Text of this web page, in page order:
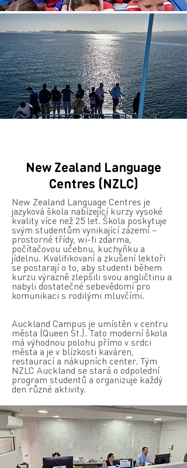
New Zealand Language
Centres (NZLC)
New Zealand Language Centres je
jazyková škola nabízející kurzy vysoké
kvality více než 25 let. Škola poskytuje
svým studentům vynikající zázemí –
prostorné třídy, wi-fi zdarma,
počítačovou učebnu, kuchyňku a
jídelnu. Kvalifikovaní a zkušení lektoři
se postarají o to, aby studenti během
kurzu výrazně zlepšili svou angličtinu a
nabyli dostatečné sebevědomí pro
komunikaci s rodilými mluvčími.
Auckland Campus je umístěn v centru
města (Queen St.). Tato moderní škola
má výhodnou polohu přímo v srdci
města a je v blízkosti kaváren,
restaurací a nákupních center. Tým
NZLC Auckland se stará o odpolední
program studentů a organizuje každý
den různé aktivity.